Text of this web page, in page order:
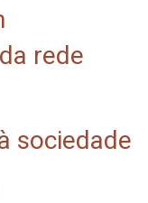
rede
sociedade